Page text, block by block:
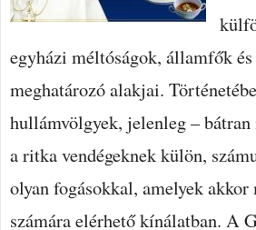
egyházi méltóságok, államfők
meghatározó alakjai.
hullámvölgyek, jelenleg –
a ritka vendégeknek külön,
olyan fogásokkal, amelyek
számára elérhető kínálatban. A